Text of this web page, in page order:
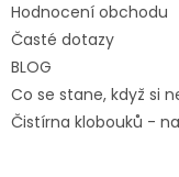
Hodnocení obchodu
Časté dotazy
BLOG
Co se stane, když si
Čistírna klobouků -